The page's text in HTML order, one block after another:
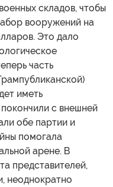
складов, чтобы
вооружений на
Это дало
часть
иметь
с внешней
обе партии и
помогала
арене. В
представителей,
неоднократно